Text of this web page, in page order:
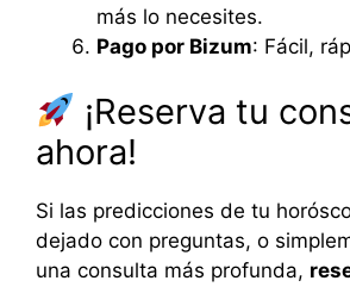
más lo necesites.
Pago por Bizum: Fácil,
¡Reserva tu
ahora!
Si las predicciones de tu
dejado con preguntas, o
una consulta más profunda,